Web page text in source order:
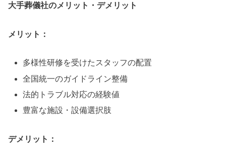
大手葬儀社のメリット・デメリット
メリット：
多様性研修を受けたスタッフの配置
全国統一のガイドライン整備
法的トラブル対応の経験値
豊富な施設・設備選択肢
デメリット：